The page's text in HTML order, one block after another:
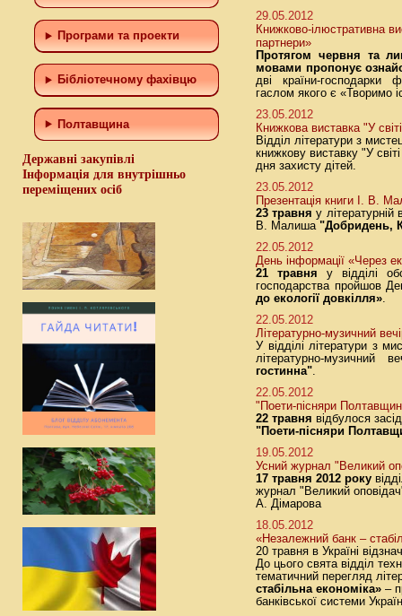
Програми та проекти
Бiблiотечному фахiвцю
Полтавщина
Державні закупівлі
Інформація для внутрішньо
переміщених осіб
29.05.2012
Книжково-ілюстративна
партнери»
Протягом червня та
мовами пропонує
дві країни-господарки
гаслом якого є «Творимо
23.05.2012
Книжкова виставка "У
Відділ літератури з
книжкову виставку "У
дня захисту дітей.
23.05.2012
Презентація книги І. В.
23 травня у літературній
В. Малиша "Добридень,
22.05.2012
День інформації «Через
21 травня у відділі
господарства пройшов
до екології довкілля».
22.05.2012
Літературно-музичний
У відділі літератури з
літературно-музичний
гостинна".
22.05.2012
"Поети-пісняри
22 травня відбулося
"Поети-пісняри
19.05.2012
Усний журнал "Великий
17 травня 2012 року
журнал "Великий
А. Дімарова
18.05.2012
«Незалежний банк –
20 травня в Україні
До цього свята відділ
тематичний перегляд
стабільна економіка» –
банківської системи